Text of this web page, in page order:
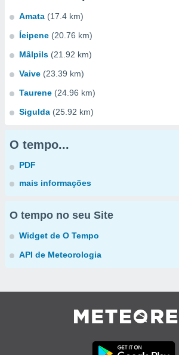
Amata (17.4 km)
Íeipene (20.76 km)
Mâlpils (21.92 km)
Vaive (23.39 km)
Taurene (24.96 km)
Sigulda (25.92 km)
O tempo...
PDF
mais informações
O tempo no seu Site
Widget de O Tempo
API de Meteorologia